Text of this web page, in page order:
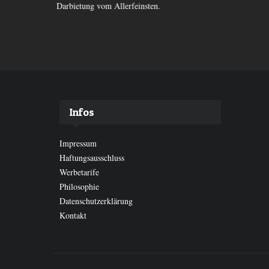
Darbietung vom Allerfeinsten.
Infos
Impressum
Haftungsausschluss
Werbetarife
Philosophie
Datenschutzerklärung
Kontakt